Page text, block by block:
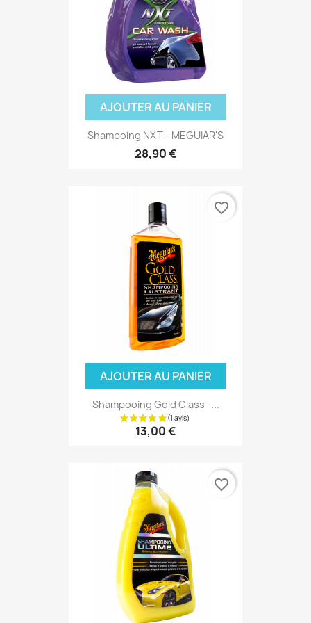
AJOUTER AU PANIER
Shampoing NXT - MEGUIAR'S
28,90 €
AJOUTER AU PANIER
Shampooing Gold Class -...
13,00 €
favorite_border
favorite_border